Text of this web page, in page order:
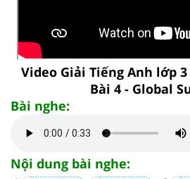
Video Giải Tiếng Anh lớp
Bài 4 - Global
Bài nghe:
Nội dung bài nghe: